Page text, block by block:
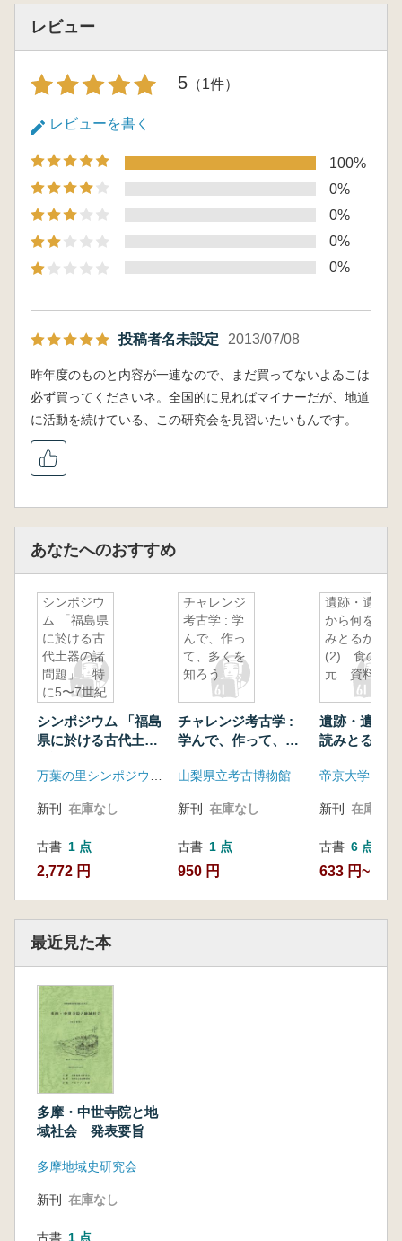
レビュー
5 （1件）
レビューを書く
100%
0%
0%
0%
0%
投稿者名未設定 2013/07/08
昨年度のものと内容が一連なので、まだ買ってないよゐこは
必ず買ってくださいネ。全国的に見ればマイナーだが、地道
に活動を続けている、この研究会を見習いたいもんです。
あなたへのおすすめ
シンポジウ
ム 「福島県
に於ける古
代土器の諸
問題」 特
に5〜7世紀
て
シンポジウム 「福島
県に於ける古代土器
7世紀を中心として 万葉の里シンポジウム実行委員会、鹿島市教育委員会
新刊 在庫なし
古書 1 点
2,772 円
チャレンジ
考古学 : 学
んで、作っ
て、多くを
知ろう
チャレンジ考古学 :
学んで、作って、多
山梨県立考古博物館
新刊 在庫なし
古書 1 点
950 円
遺跡・遺物
から何を読
みとるか
(2) 食の復
元 資料集
遺跡・遺物
読みとるか
新刊 在庫なし
古書 6 点
633 円~
最近見た本
多摩・中世寺院と地
域社会 発表要旨
多摩地域史研究会
新刊 在庫なし
古書 1 点